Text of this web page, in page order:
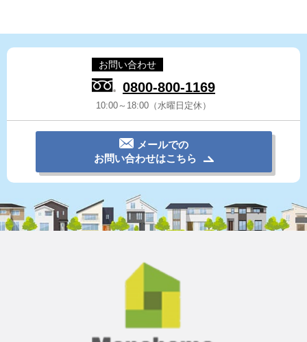
お問い合わせ
0800-800-1169
10:00～18:00（水曜日定休）
メールでの
お問い合わせはこちら